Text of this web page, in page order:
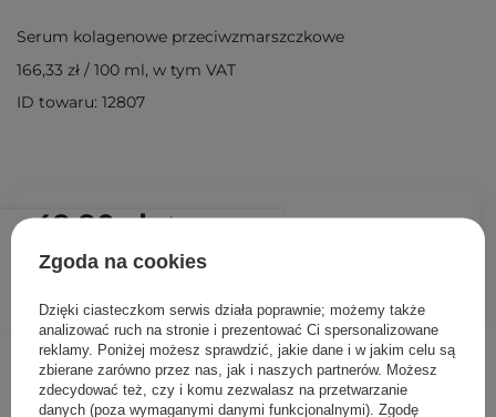
49,90 zł /szt.
Serum kolagenowe przeciwzmarszczkowe
166,33 zł / 100 ml, w tym VAT
ID towaru: 12807
Inni klienci sprawdzali również
Zgoda na cookies
Dzięki ciasteczkom serwis działa poprawnie; możemy także
analizować ruch na stronie i prezentować Ci spersonalizowane
reklamy. Poniżej możesz sprawdzić, jakie dane i w jakim celu są
zbierane zarówno przez nas, jak i naszych partnerów. Możesz
zdecydować też, czy i komu zezwalasz na przetwarzanie
danych (poza wymaganymi danymi funkcjonalnymi). Zgodę